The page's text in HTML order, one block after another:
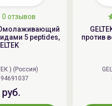
0 отзывов
5 peptides,
) (Россия)
против